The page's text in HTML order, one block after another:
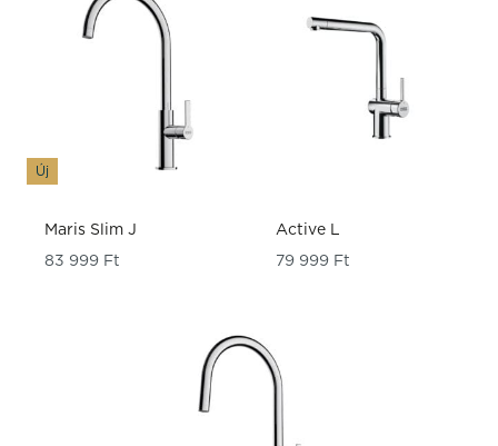
Új
Maris Slim J
83 999 Ft
Active L
79 999 Ft